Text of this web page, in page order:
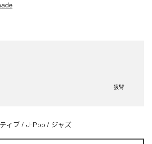
猿臂
ィブ / J-Pop / ジャズ